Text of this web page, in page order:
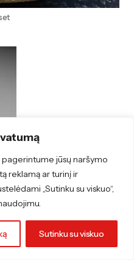
jūsų naršymo
reklamą ar turinį ir
„Sutinku su viskuo“,
Sutinku su viskuo
kuri ne tik valgo,
laiką leidžia velnias